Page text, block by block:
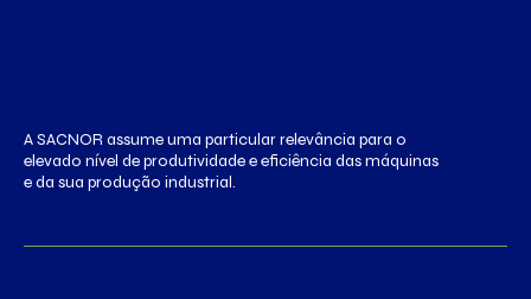
A SACNOR assume uma particular relevância para o
elevado nível de produtividade e eficiência das máquinas
e da sua produção industrial.